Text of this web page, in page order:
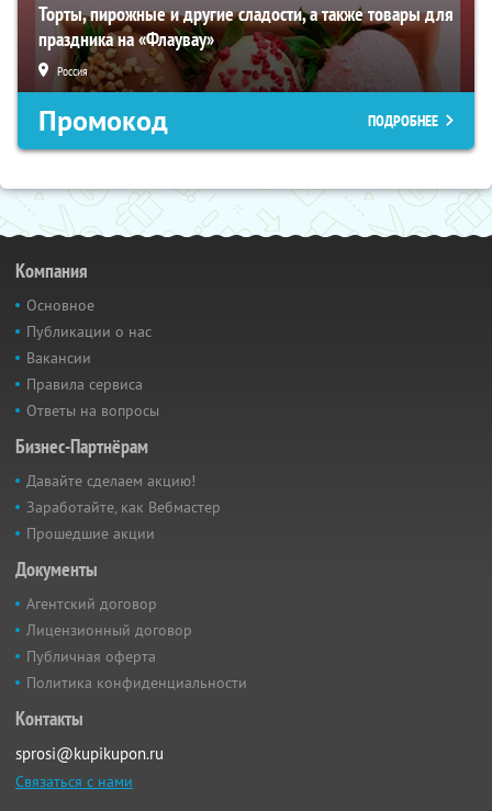
Торты, пирожные и другие сладости, а также товары для
праздника на «Флаувау»
Россия
Промокод ПОДРОБНЕЕ
Компания
Основное
Публикации о нас
Вакансии
Правила сервиса
Ответы на вопросы
Бизнес-Партнёрам
Давайте сделаем акцию!
Заработайте, как Вебмастер
Прошедшие акции
Документы
Агентский договор
Лицензионный договор
Публичная оферта
Политика конфиденциальности
Контакты
sprosi@kupikupon.ru
Связаться с нами